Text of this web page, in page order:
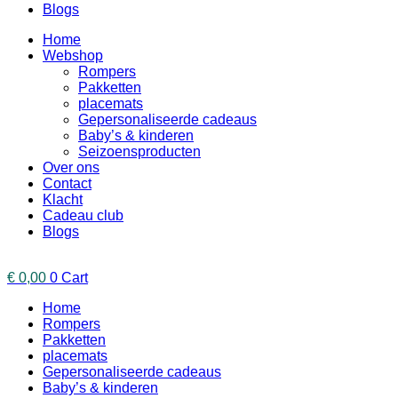
Blogs
Home
Webshop
Rompers
Pakketten
placemats
Gepersonaliseerde cadeaus
Baby’s & kinderen
Seizoensproducten
Over ons
Contact
Klacht
Cadeau club
Blogs
€ 0,00 0 Cart
Home
Rompers
Pakketten
placemats
Gepersonaliseerde cadeaus
Baby’s & kinderen